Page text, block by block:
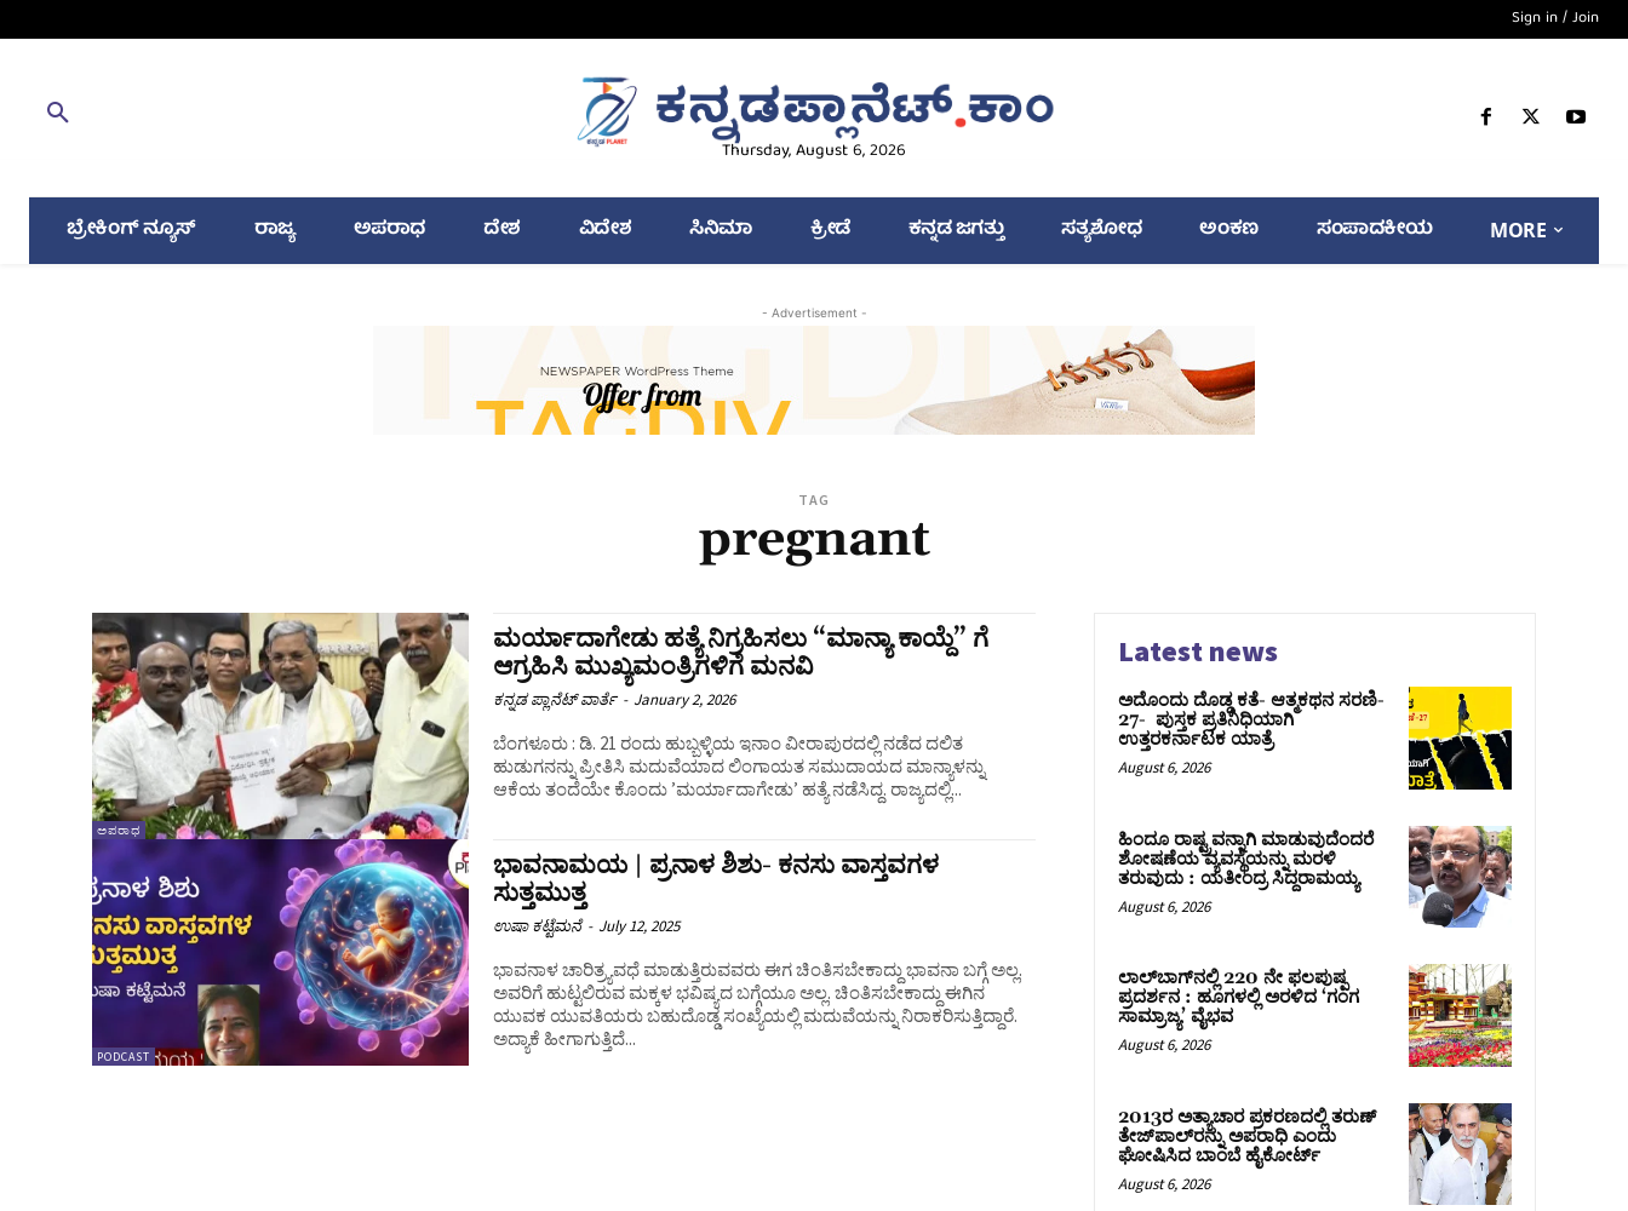
Sign in / Join
Thursday, August 6, 2026
ಬ್ರೇಕಿಂಗ್ ನ್ಯೂಸ್ ರಾಜ್ಯ ಅಪರಾಧ ದೇಶ ವಿದೇಶ ಸಿನಿಮಾ ಕ್ರೀಡೆ ಕನ್ನಡ ಜಗತ್ತು ಸತ್ಯಶೋಧ ಅಂಕಣ ಸಂಪಾದಕೀಯ MORE
- Advertisement -
TAG
pregnant
ಅಪರಾಧ
ಮರ್ಯಾದಾಗೇಡು ಹತ್ಯೆ ನಿಗ್ರಹಿಸಲು “ಮಾನ್ಯಾ ಕಾಯ್ದೆ” ಗೆ
ಆಗ್ರಹಿಸಿ ಮುಖ್ಯಮಂತ್ರಿಗಳಿಗೆ ಮನವಿ
ಕನ್ನಡ ಪ್ಲಾನೆಟ್ ವಾರ್ತೆ - January 2, 2026
ಬೆಂಗಳೂರು : ಡಿ. 21 ರಂದು ಹುಬ್ಬಳ್ಳಿಯ ಇನಾಂ ವೀರಾಪುರದಲ್ಲಿ ನಡೆದ ದಲಿತ
ಹುಡುಗನನ್ನು ಪ್ರೀತಿಸಿ ಮದುವೆಯಾದ ಲಿಂಗಾಯತ ಸಮುದಾಯದ ಮಾನ್ಯಾಳನ್ನು
ಆಕೆಯ ತಂದೆಯೇ ಕೊಂದು ʼಮರ್ಯಾದಾಗೇಡುʼ ಹತ್ಯೆ ನಡೆಸಿದ್ದ. ರಾಜ್ಯದಲ್ಲಿ...
PODCAST
ಭಾವನಾಮಯ | ಪ್ರನಾಳ ಶಿಶು- ಕನಸು ವಾಸ್ತವಗಳ
ಸುತ್ತಮುತ್ತ
ಉಷಾ ಕಟ್ಟೆಮನೆ - July 12, 2025
ಭಾವನಾಳ ಚಾರಿತ್ರ್ಯವಧೆ ಮಾಡುತ್ತಿರುವವರು ಈಗ ಚಿಂತಿಸಬೇಕಾದ್ದು ಭಾವನಾ ಬಗ್ಗೆ ಅಲ್ಲ.
ಅವರಿಗೆ ಹುಟ್ಟಲಿರುವ ಮಕ್ಕಳ ಭವಿಷ್ಯದ ಬಗ್ಗೆಯೂ ಅಲ್ಲ. ಚಿಂತಿಸಬೇಕಾದ್ದು ಈಗಿನ
ಯುವಕ ಯುವತಿಯರು ಬಹುದೊಡ್ಡ ಸಂಖ್ಯೆಯಲ್ಲಿ ಮದುವೆಯನ್ನು ನಿರಾಕರಿಸುತ್ತಿದ್ದಾರೆ.
ಅದ್ಯಾಕೆ ಹೀಗಾಗುತ್ತಿದೆ...
Latest news
ಅದೊಂದು ದೊಡ್ಡ ಕತೆ- ಆತ್ಮಕಥನ ಸರಣಿ-
27- ಪುಸ್ತಕ ಪ್ರತಿನಿಧಿಯಾಗಿ
ಉತ್ತರಕರ್ನಾಟಕ ಯಾತ್ರೆ
August 6, 2026
ಹಿಂದೂ ರಾಷ್ಟ್ರವನ್ನಾಗಿ ಮಾಡುವುದೆಂದರೆ
ಶೋಷಣೆಯ ವ್ಯವಸ್ಥೆಯನ್ನು ಮರಳಿ
ತರುವುದು : ಯತೀಂದ್ರ ಸಿದ್ದರಾಮಯ್ಯ
August 6, 2026
ಲಾಲ್‍ಬಾಗ್‍ನಲ್ಲಿ 220 ನೇ ಫಲಪುಷ್ಪ
ಪ್ರದರ್ಶನ : ಹೂಗಳಲ್ಲಿ ಅರಳಿದ ‘ಗಂಗ
ಸಾಮ್ರಾಜ್ಯ’ ವೈಭವ
August 6, 2026
2013ರ ಅತ್ಯಾಚಾರ ಪ್ರಕರಣದಲ್ಲಿ ತರುಣ್
ತೇಜ್‌ಪಾಲ್‌ರನ್ನು ಅಪರಾಧಿ ಎಂದು
ಘೋಷಿಸಿದ ಬಾಂಬೆ ಹೈಕೋರ್ಟ್
August 6, 2026